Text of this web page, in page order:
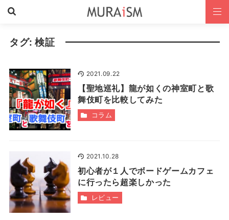
タグ:検証
2021.09.22
【聖地巡礼】龍が如くの神室町と歌
舞伎町を比較してみた
コラム
2021.10.28
初心者が１人でボードゲームカフェ
に行ったら超楽しかった
レビュー